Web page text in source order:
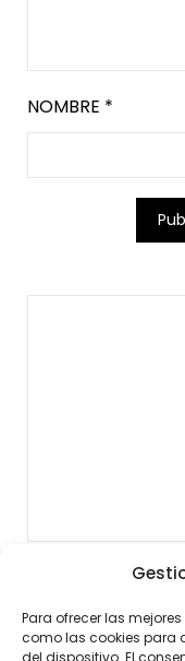
NOMBRE *
Para ofrecer las
como las cookies para
del dispositivo. El